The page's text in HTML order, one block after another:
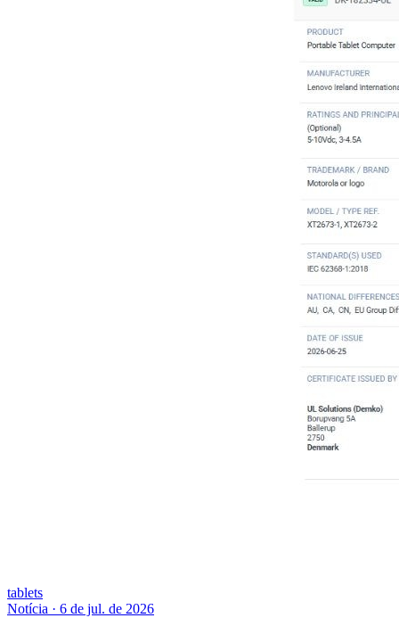
tablets
Notícia · 6 de jul. de 2026